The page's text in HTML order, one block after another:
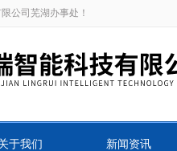
公司芜湖办事处！
于我们 新闻资讯